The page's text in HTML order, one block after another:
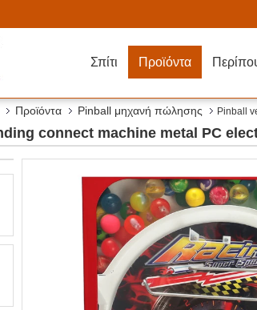
Σπίτι Προϊόντα
Προϊόντα Pinball μηχανή πώλησης Pinball
connect machine metal PC